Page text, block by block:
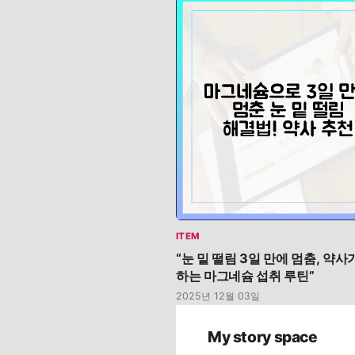
ITEM
“눈 밑 떨림 3일 만에 멈춤, 약사
하는 마그네슘 섭취 루틴”
2025년 12월 03일
My story space